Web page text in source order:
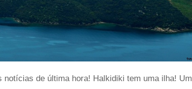
notícias de última hora! Halkidiki tem uma ilha! Um